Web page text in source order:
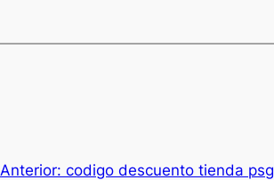
Anterior: codigo descuento tienda psg